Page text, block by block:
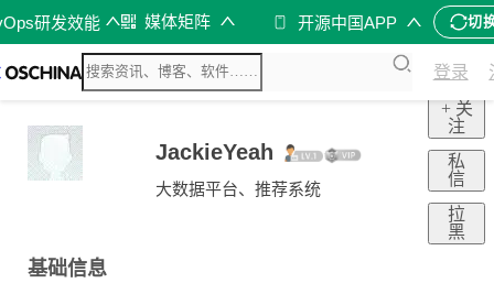
研发效能 媒体矩阵 开源中国APP 切
登录
JackieYeah
大数据平台、推荐系统
+ 关
注
私
信
拉
黑
基础信息